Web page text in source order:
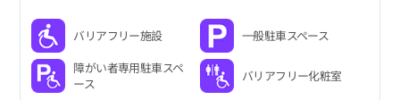
バリアフリー施設
一般駐車スペース
障がい者専用駐車スペ
ース
バリアフリー化粧室